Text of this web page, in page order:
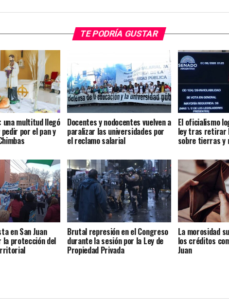
TE PODRÍA GUSTAR
una multitud llegó
por el pan y
Docentes y nodocentes vuelven a
paralizar las universidades por
el reclamo salarial
El oficialismo
ley tras retirar
sobre tierras y
en San Juan
la protección del
Brutal represión en el Congreso
durante la sesión por la Ley de
Propiedad Privada
La morosidad
los créditos
Juan